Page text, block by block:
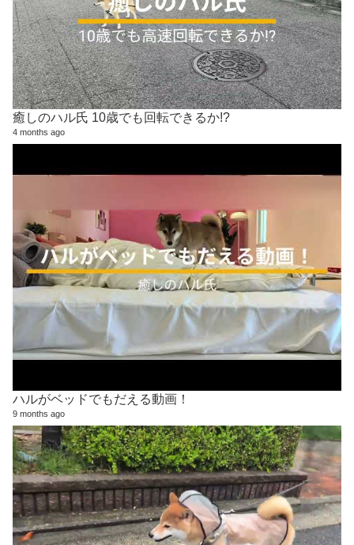
癒しのハル氏 10歳でも回転できるか!?
4 months ago
ハルがベッドでもだえる動画！
9 months ago